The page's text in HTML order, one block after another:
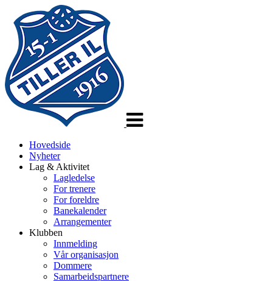
Hovedside
Nyheter
Lag & Aktivitet
Lagledelse
For trenere
For foreldre
Banekalender
Arrangementer
Klubben
Innmelding
Vår organisasjon
Dommere
Samarbeidspartnere